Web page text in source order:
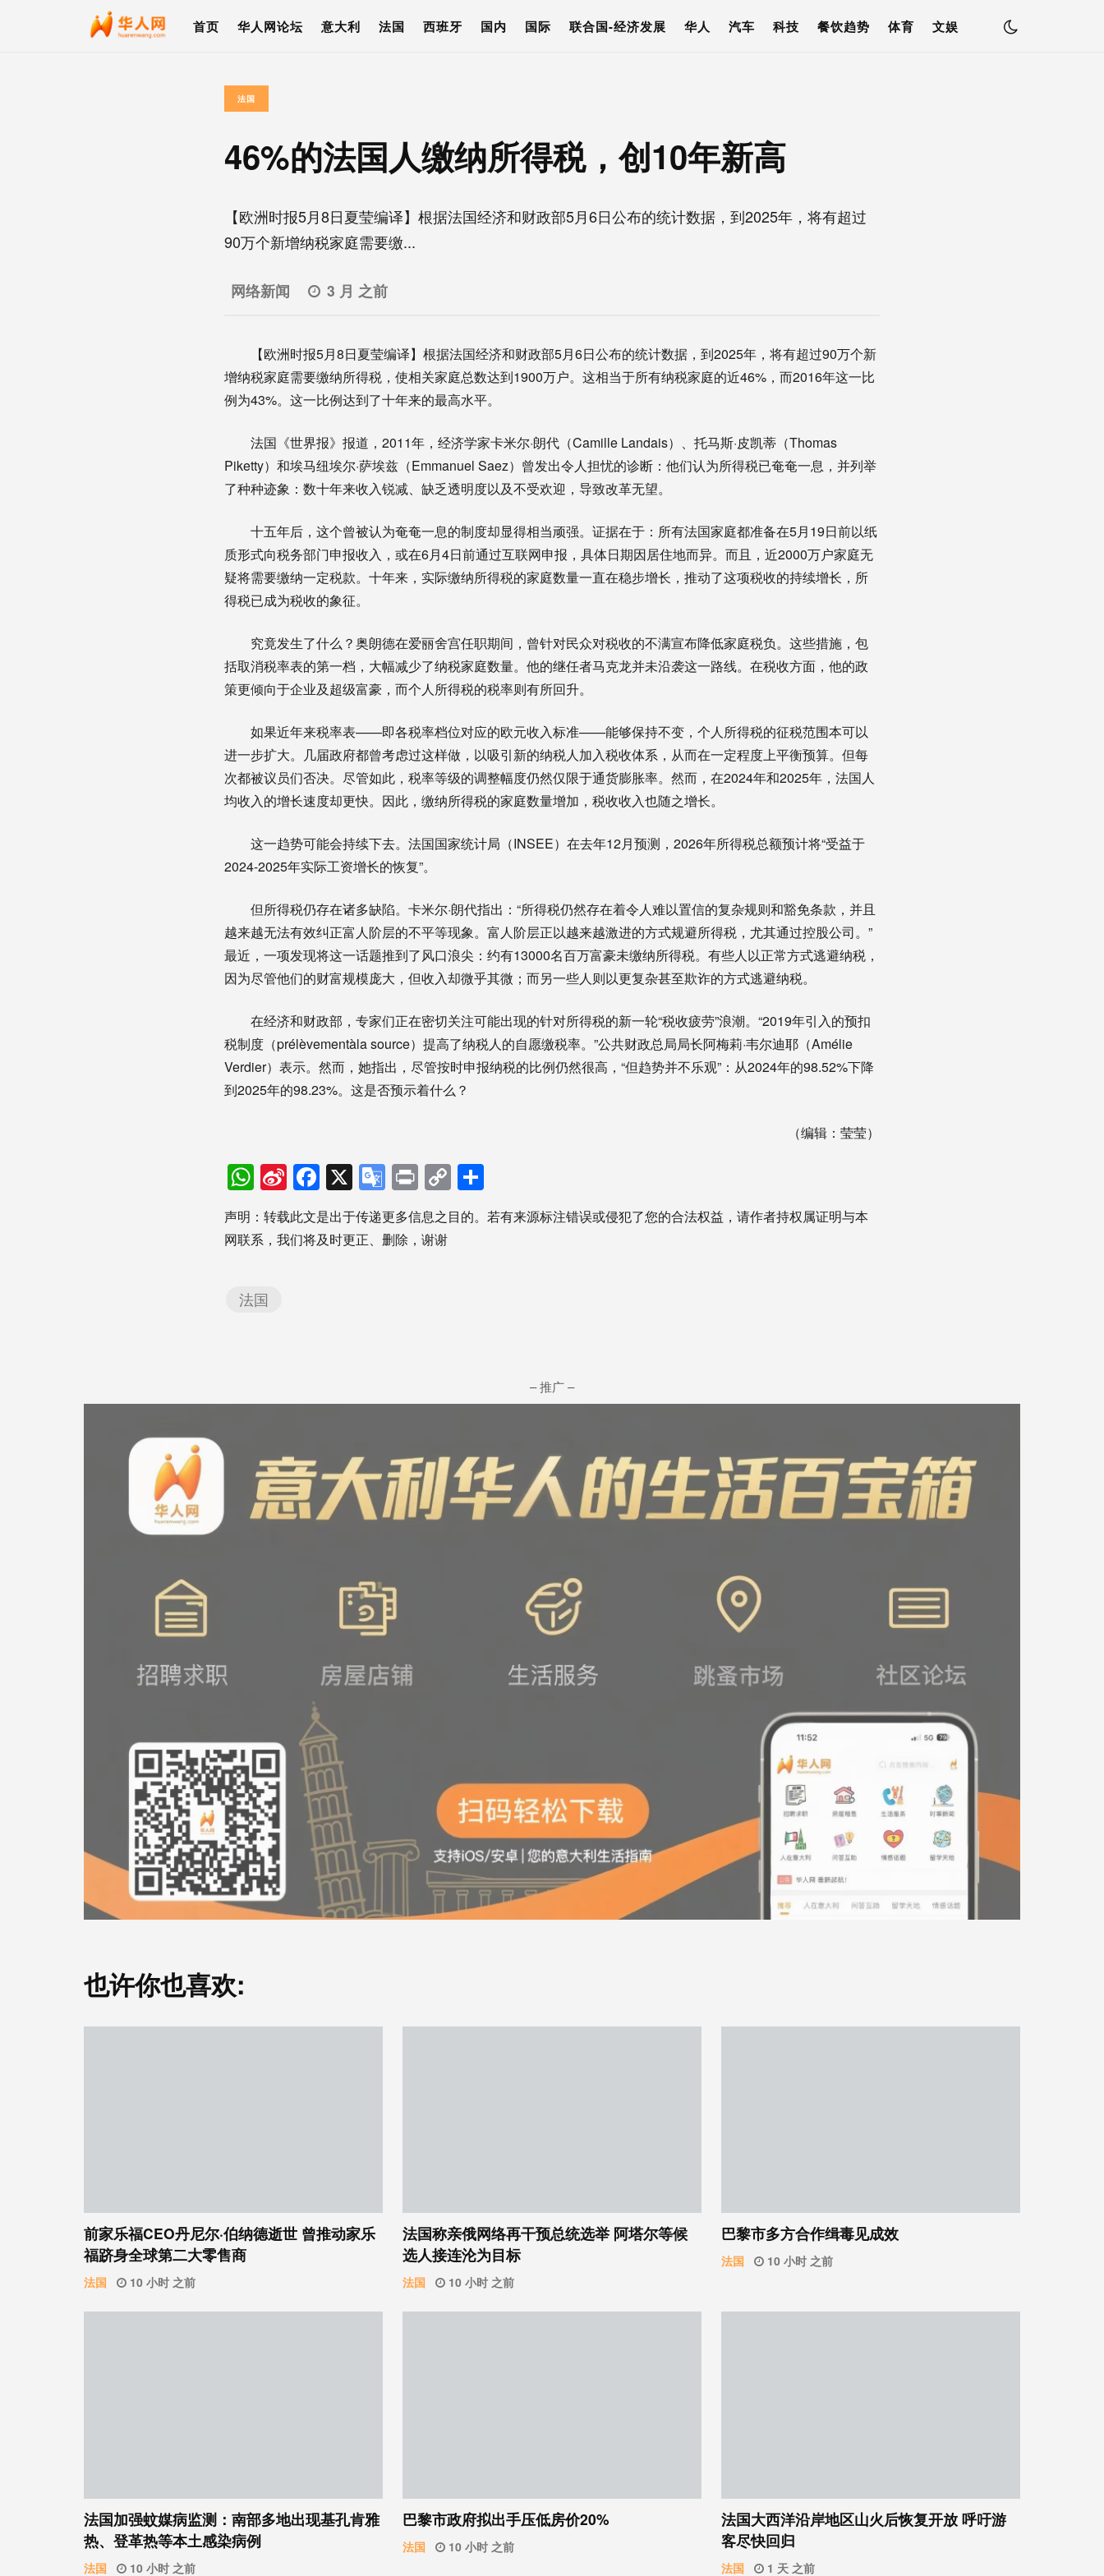
首页 华人网论坛 意大利 法国 西班牙 国内 国际 联合国-经济发展 华人 汽车 科技 餐饮趋势 体育 文娱
法国
46%的法国人缴纳所得税，创10年新高
【欧洲时报5月8日夏莹编译】根据法国经济和财政部5月6日公布的统计数据，到2025年，将有超过
90万个新增纳税家庭需要缴...
网络新闻 3 月 之前
【欧洲时报5月8日夏莹编译】根据法国经济和财政部5月6日公布的统计数据，到2025年，将有超过90万个新
增纳税家庭需要缴纳所得税，使相关家庭总数达到1900万户。这相当于所有纳税家庭的近46%，而2016年这一比
例为43%。这一比例达到了十年来的最高水平。
法国《世界报》报道，2011年，经济学家卡米尔·朗代（Camille Landais）、托马斯·皮凯蒂（Thomas
Piketty）和埃马纽埃尔·萨埃兹（Emmanuel Saez）曾发出令人担忧的诊断：他们认为所得税已奄奄一息，并列举
了种种迹象：数十年来收入锐减、缺乏透明度以及不受欢迎，导致改革无望。
十五年后，这个曾被认为奄奄一息的制度却显得相当顽强。证据在于：所有法国家庭都准备在5月19日前以纸
质形式向税务部门申报收入，或在6月4日前通过互联网申报，具体日期因居住地而异。而且，近2000万户家庭无
疑将需要缴纳一定税款。十年来，实际缴纳所得税的家庭数量一直在稳步增长，推动了这项税收的持续增长，所
得税已成为税收的象征。
究竟发生了什么？奥朗德在爱丽舍宫任职期间，曾针对民众对税收的不满宣布降低家庭税负。这些措施，包
括取消税率表的第一档，大幅减少了纳税家庭数量。他的继任者马克龙并未沿袭这一路线。在税收方面，他的政
策更倾向于企业及超级富豪，而个人所得税的税率则有所回升。
如果近年来税率表——即各税率档位对应的欧元收入标准——能够保持不变，个人所得税的征税范围本可以
进一步扩大。几届政府都曾考虑过这样做，以吸引新的纳税人加入税收体系，从而在一定程度上平衡预算。但每
次都被议员们否决。尽管如此，税率等级的调整幅度仍然仅限于通货膨胀率。然而，在2024年和2025年，法国人
均收入的增长速度却更快。因此，缴纳所得税的家庭数量增加，税收收入也随之增长。
这一趋势可能会持续下去。法国国家统计局（INSEE）在去年12月预测，2026年所得税总额预计将“受益于
2024-2025年实际工资增长的恢复”。
但所得税仍存在诸多缺陷。卡米尔·朗代指出：“所得税仍然存在着令人难以置信的复杂规则和豁免条款，并且
越来越无法有效纠正富人阶层的不平等现象。富人阶层正以越来越激进的方式规避所得税，尤其通过控股公司。”
最近，一项发现将这一话题推到了风口浪尖：约有13000名百万富豪未缴纳所得税。有些人以正常方式逃避纳税，
因为尽管他们的财富规模庞大，但收入却微乎其微；而另一些人则以更复杂甚至欺诈的方式逃避纳税。
在经济和财政部，专家们正在密切关注可能出现的针对所得税的新一轮“税收疲劳”浪潮。“2019年引入的预扣
税制度（prélèvementàla source）提高了纳税人的自愿缴税率。”公共财政总局局长阿梅莉·韦尔迪耶（Amélie
Verdier）表示。然而，她指出，尽管按时申报纳税的比例仍然很高，“但趋势并不乐观”：从2024年的98.52%下降
到2025年的98.23%。这是否预示着什么？
（编辑：莹莹）
WhatsApp
Sina
Weibo
Facebook
X Google
Translate
PrintCopy
Link享
声明：转载此文是出于传递更多信息之目的。若有来源标注错误或侵犯了您的合法权益，请作者持权属证明与本
网联系，我们将及时更正、删除，谢谢
法国
– 推广 –
也许你也喜欢:
前家乐福CEO丹尼尔·伯纳德逝世 曾推动家乐
福跻身全球第二大零售商
法国 10 小时 之前
法国称亲俄网络再干预总统选举 阿塔尔等候
选人接连沦为目标
法国 10 小时 之前
巴黎市多方合作缉毒见成效
法国 10 小时 之前
法国加强蚊媒病监测：南部多地出现基孔肯雅
热、登革热等本土感染病例
法国 10 小时 之前
巴黎市政府拟出手压低房价20%
法国 10 小时 之前
法国大西洋沿岸地区山火后恢复开放 呼吁游
客尽快回归
法国 1 天 之前